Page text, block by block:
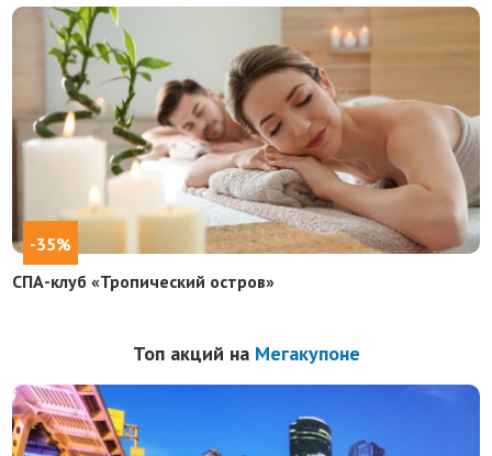
-35%
СПА-клуб «Тропический остров»
Топ акций на Мегакупоне